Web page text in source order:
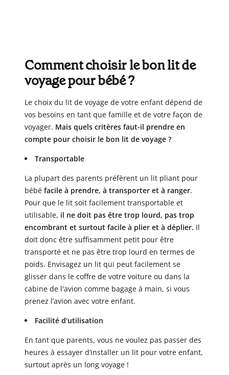
Comment choisir le bon lit de
voyage pour bébé ?
Le choix du lit de voyage de votre enfant dépend de
vos besoins en tant que famille et de votre façon de
voyager. Mais quels critères faut-il prendre en
compte pour choisir le bon lit de voyage ?
Transportable
La plupart des parents préfèrent un lit pliant pour
bébé facile à prendre, à transporter et à ranger.
Pour que le lit soit facilement transportable et
utilisable, il ne doit pas être trop lourd, pas trop
encombrant et surtout facile à plier et à déplier. Il
doit donc être suffisamment petit pour être
transporté et ne pas être trop lourd en termes de
poids. Envisagez un lit qui peut facilement se
glisser dans le coffre de votre voiture ou dans la
cabine de l'avion comme bagage à main, si vous
prenez l’avion avec votre enfant.
Facilité d’utilisation
En tant que parents, vous ne voulez pas passer des
heures à essayer d’installer un lit pour votre enfant,
surtout après un long voyage !